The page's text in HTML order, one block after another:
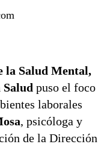
la Salud Mental,
puso el foco
laborales
, psicóloga y
de la Dirección